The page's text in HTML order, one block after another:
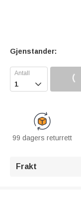
Gjenstander:

99 dagers returrett
Frakt